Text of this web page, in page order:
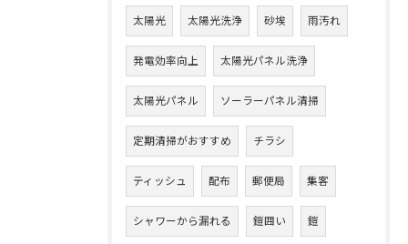
太陽光 太陽光洗浄 砂埃 雨汚れ
発電効率向上 太陽光パネル洗浄
太陽光パネル ソーラーパネル清掃
定期清掃がおすすめ チラシ
ティッシュ 配布 郵便局 集客
シャワーから漏れる 鎧囲い 鎧